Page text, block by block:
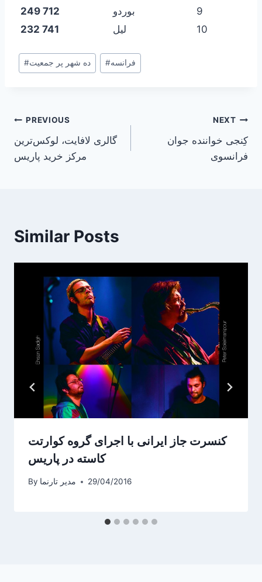
249 712
بوردو
9
232 741
لیل 10
Post
Tags:
#ده شهر پر جمعیت #فرانسه
Post
navigation
PREVIOUS
گالری لافایت، لوکس‌ترین
مرکز خرید پاریس
NEXT
کِنجی خواننده جوان
فرانسوی
Similar Posts
کنسرت جاز ایرانی با اجرای گروه کوارتت
کاسته در پاریس
By مدیر تارنما 29/04/2016